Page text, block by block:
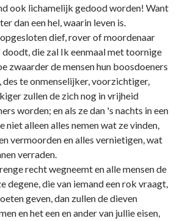
ook lichamelijk gedood worden! Want
dan een hel, waarin leven is.
dief, rover of moordenaar
die zal Ik eenmaal met toornige
zwaarder de mensen hun boosdoeners
te onmenselijker, voorzichtiger,
zullen de zich nog in vrijheid
worden; en als ze dan 's nachts in een
niet alleen alles nemen wat ze vinden,
vermoorden en alles vernietigen, wat
verraden.
recht wegneemt en alle mensen de
degene, die van iemand een rok vraagt,
geven, dan zullen de dieven
en het een en ander van jullie eisen,